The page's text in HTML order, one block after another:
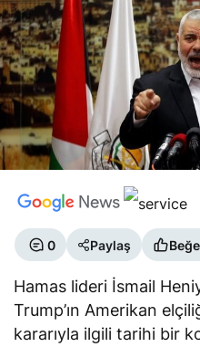
0 Paylaş
Hamas lideri İsmail
Trump’ın Amerikan
kararıyla ilgili tarihi bir